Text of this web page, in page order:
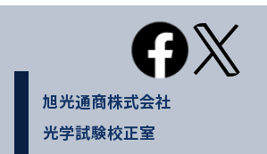
旭光通商株式会社
光学試験校正室